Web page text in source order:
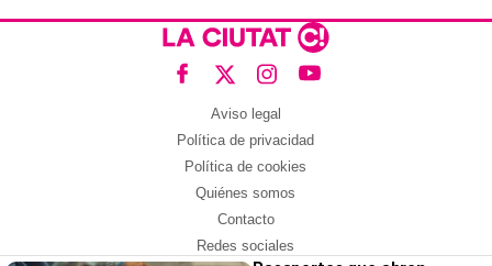
Aviso legal
Política de privacidad
Política de cookies
Quiénes somos
Contacto
Redes sociales